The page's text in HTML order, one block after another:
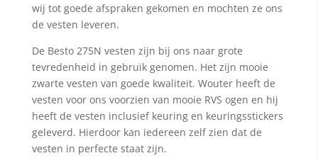
wij tot goede afspraken gekomen en mochten ze ons
de vesten leveren.
De Besto 275N vesten zijn bij ons naar grote
tevredenheid in gebruik genomen. Het zijn mooie
zwarte vesten van goede kwaliteit. Wouter heeft de
vesten voor ons voorzien van mooie RVS ogen en hij
heeft de vesten inclusief keuring en keuringsstickers
geleverd. Hierdoor kan iedereen zelf zien dat de
vesten in perfecte staat zijn.